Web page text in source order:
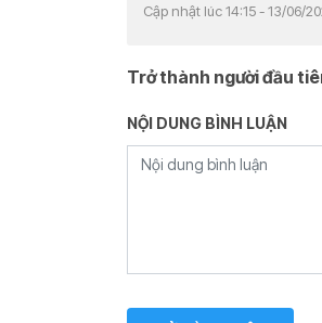
Cập nhật lúc 14:15 - 13/06/
Trở thành người đầu
NỘI DUNG BÌNH LUẬN